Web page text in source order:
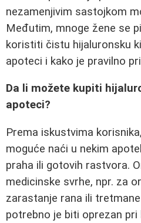
nezamenjivim sastojkom
Međutim, mnoge žene se
koristiti čistu hijaluronsku
apoteci i kako je pravilno
Da li možete kupiti
apoteci?
Prema iskustvima
moguće naći u nekim
praha ili gotovih rastvora.
medicinske svrhe, npr. za
zarastanje rana ili
potrebno je biti oprezan pri